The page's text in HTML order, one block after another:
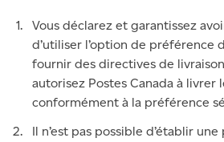
Vous déclarez et garantissez
d’utiliser l’option de préférence
fournir des directives de
autorisez Postes Canada à livrer
conformément à la préférence
Il n’est pas possible d’établir